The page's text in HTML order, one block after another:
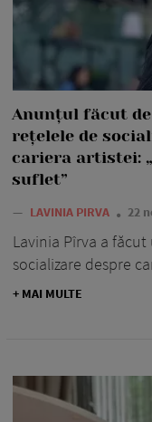
Anunțul făcut
rețelele de
cariera artistei:
suflet”
— LAVINIA PIRVA 22
Lavinia Pîrva a
socializare despre
+ MAI MULTE